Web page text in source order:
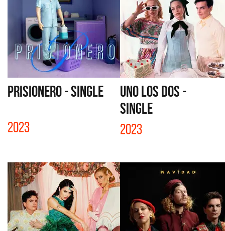
PRISIONERO - SINGLE
2023
UNO LOS DOS -
SINGLE
2023